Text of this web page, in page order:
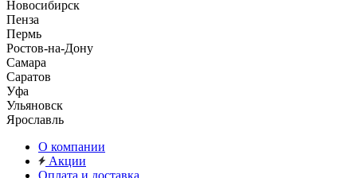
Новосибирск
Пенза
Пермь
Ростов-на-Дону
Самара
Саратов
Уфа
Ульяновск
Ярославль
О компании
Акции
Оплата и доставка